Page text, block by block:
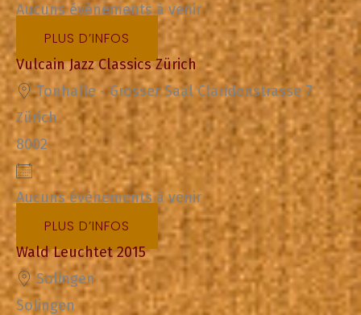
Aucuns évènements à venir
PLUS D’INFOS
Vulcain Jazz Classics Zürich
Tonhalle - Grosser Saal Claridenstrasse 7
Zürich
8002
Aucuns évènements à venir
PLUS D’INFOS
Wald Leuchtet 2015
Solingen
Solingen